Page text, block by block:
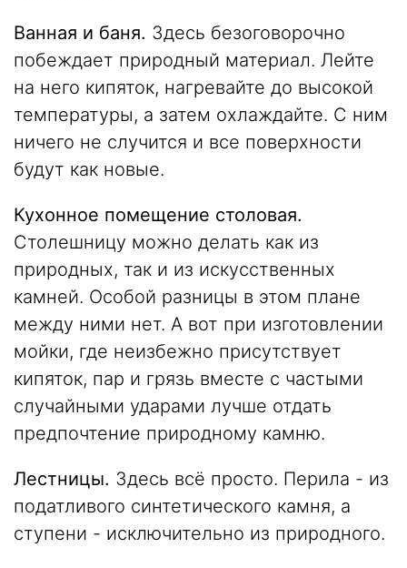
Ванная и баня. Здесь безоговорочно
побеждает природный материал. Лейте
на него кипяток, нагревайте до высокой
температуры, а затем охлаждайте. С ним
ничего не случится и все поверхности
будут как новые.
Кухонное помещение столовая.
Столешницу можно делать как из
природных, так и из искусственных
камней. Особой разницы в этом плане
между ними нет. А вот при изготовлении
мойки, где неизбежно присутствует
кипяток, пар и грязь вместе с частыми
случайными ударами лучше отдать
предпочтение природному камню.
Лестницы. Здесь всё просто. Перила - из
податливого синтетического камня, а
ступени - исключительно из природного.